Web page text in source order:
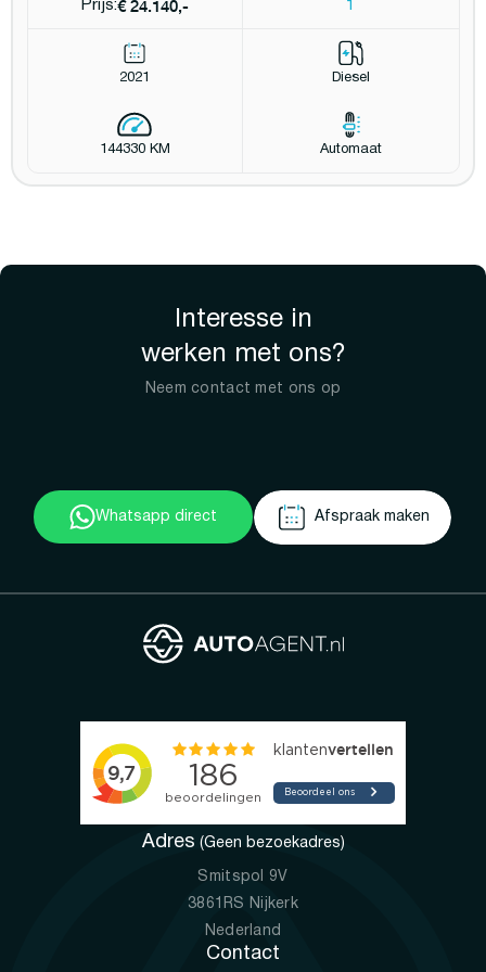
Prijs:€ 24.140,- 1
2021 Diesel
144330 KM Automaat
Interesse in
werken met ons?
Neem contact met ons op
Whatsapp direct Afspraak maken
Adres (Geen bezoekadres)
Smitspol 9V
3861RS Nijkerk
Nederland
Contact